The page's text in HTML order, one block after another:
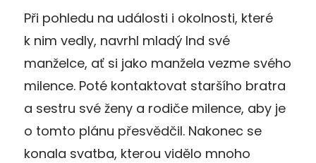
Při pohledu na události i okolnosti, které
k nim vedly, navrhl mladý Ind své
manželce, ať si jako manžela vezme svého
milence. Poté kontaktovat staršího bratra
a sestru své ženy a rodiče milence, aby je
o tomto plánu přesvědčil. Nakonec se
konala svatba, kterou vidělo mnoho